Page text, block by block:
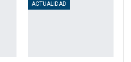
ACTUALIDAD